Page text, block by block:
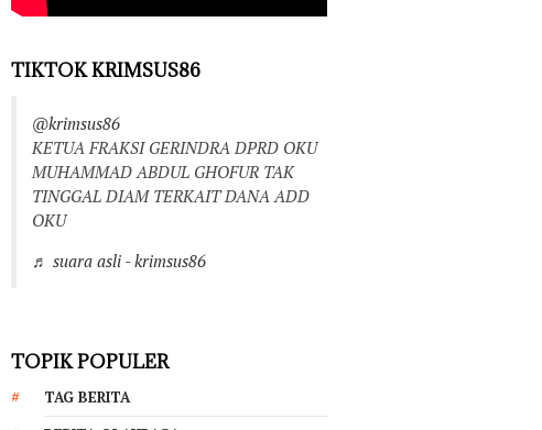
TIKTOK KRIMSUS86
@krimsus86
KETUA FRAKSI GERINDRA DPRD OKU
MUHAMMAD ABDUL GHOFUR TAK
TINGGAL DIAM TERKAIT DANA ADD
OKU
♬ suara asli - krimsus86
TOPIK POPULER
TAG BERITA